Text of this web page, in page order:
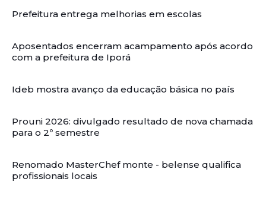
Prefeitura entrega melhorias em escolas
Aposentados encerram acampamento após acordo
com a prefeitura de Iporá
Ideb mostra avanço da educação básica no país
Prouni 2026: divulgado resultado de nova chamada
para o 2º semestre
Renomado MasterChef monte - belense qualifica
profissionais locais